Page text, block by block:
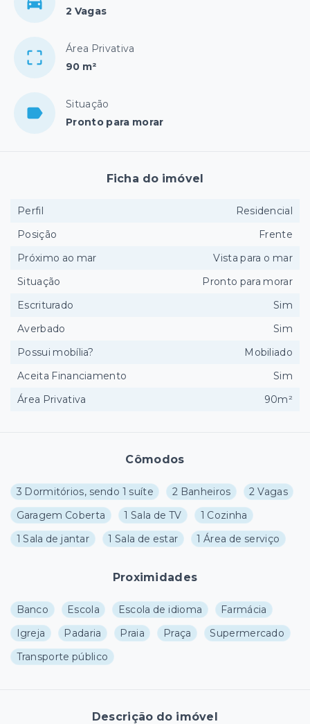
2 Vagas
Área Privativa
90 m²
Situação
Pronto para morar
Cômodos
3 Dormitórios, sendo 1 suíte 2 Banheiros
2 Vagas
Garagem Coberta
1 Sala de TV
1 Cozinha
1 Sala de jantar
1 Sala de estar 1 Área de serviço
Proximidades
Banco Escola Escola de idioma
Farmácia
Igreja
Padaria Praia Praça
Supermercado
Transporte público
Descrição do imóvel
Ficha do imóvel
Perfil
Residencial
Posição
Frente
Próximo ao mar
Vista para o mar
Situação
Pronto para morar
Escriturado
Sim
Averbado
Sim
Possui mobília?
Mobiliado
Aceita Financiamento
Sim
Área Privativa
90m²